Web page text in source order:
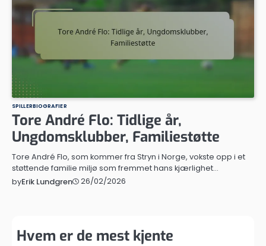
SPILLERBIOGRAFIER
Tore André Flo: Tidlige år,
Ungdomsklubber, Familiestøtte
Tore André Flo, som kommer fra Stryn i Norge, vokste opp i et
støttende familie miljø som fremmet hans kjærlighet…
byErik Lundgren 26/02/2026
Hvem er de mest kjente